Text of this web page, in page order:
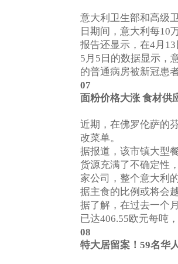
意大利卫生部和高级
日期间，意大利每10
报告还显示，在4月 13
5 月 5日的数据显示，
的普通病房被新冠患
07
面粉价格大涨食材供
近期，在佛罗伦萨的
改菜单。
据报道，该市镇大型
货源充满了不确定性
家公司，整个意大利
据主食的比例或将会
据了解，在过去一个
已达406.55欧元每吨
08
特大居留案！ 59名华